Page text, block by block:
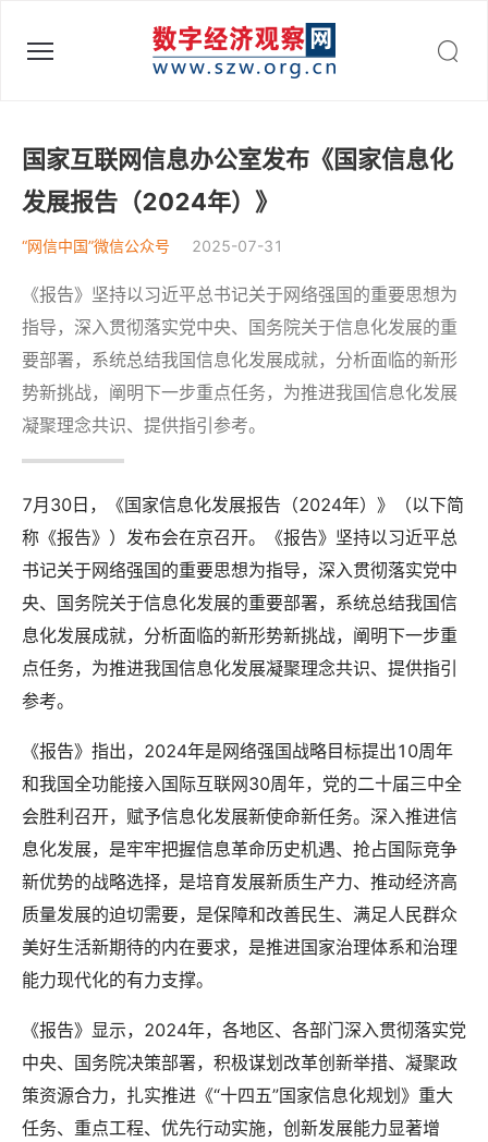
数字经济观察网 - 助力数字中国建设
国家互联网信息办公室发布《国家信息化
发展报告（2024年）》
“网信中国”微信公众号 2025-07-31
《报告》坚持以习近平总书记关于网络强国的重要思想为
指导，深入贯彻落实党中央、国务院关于信息化发展的重
要部署，系统总结我国信息化发展成就，分析面临的新形
势新挑战，阐明下一步重点任务，为推进我国信息化发展
凝聚理念共识、提供指引参考。
7月30日，《国家信息化发展报告（2024年）》（以下简
称《报告》）发布会在京召开。《报告》坚持以习近平总
书记关于网络强国的重要思想为指导，深入贯彻落实党中
央、国务院关于信息化发展的重要部署，系统总结我国信
息化发展成就，分析面临的新形势新挑战，阐明下一步重
点任务，为推进我国信息化发展凝聚理念共识、提供指引
参考。
《报告》指出，2024年是网络强国战略目标提出10周年
和我国全功能接入国际互联网30周年，党的二十届三中全
会胜利召开，赋予信息化发展新使命新任务。深入推进信
息化发展，是牢牢把握信息革命历史机遇、抢占国际竞争
新优势的战略选择，是培育发展新质生产力、推动经济高
质量发展的迫切需要，是保障和改善民生、满足人民群众
美好生活新期待的内在要求，是推进国家治理体系和治理
能力现代化的有力支撑。
《报告》显示，2024年，各地区、各部门深入贯彻落实党
中央、国务院决策部署，积极谋划改革创新举措、凝聚政
策资源合力，扎实推进《“十四五”国家信息化规划》重大
任务、重点工程、优先行动实施，创新发展能力显著增